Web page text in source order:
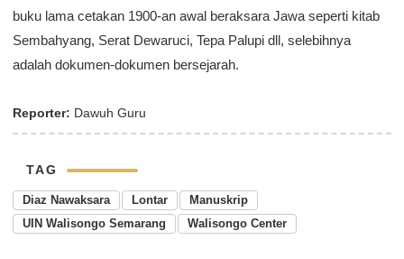
buku lama cetakan 1900-an awal beraksara Jawa seperti kitab
Sembahyang, Serat Dewaruci, Tepa Palupi dll, selebihnya
adalah dokumen-dokumen bersejarah.
Reporter: Dawuh Guru
TAG
Diaz Nawaksara Lontar
Manuskrip
UIN Walisongo Semarang
Walisongo Center